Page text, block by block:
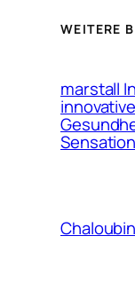
WEITERE
marstall
innovative
Sensation